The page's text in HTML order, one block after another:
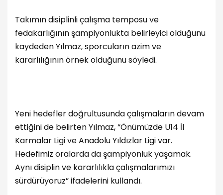
Takımın disiplinli çalışma temposu ve
fedakarlığının şampiyonlukta belirleyici olduğunu
kaydeden Yılmaz, sporcuların azim ve
kararlılığının örnek olduğunu söyledi.
Yeni hedefler doğrultusunda çalışmaların devam
ettiğini de belirten Yılmaz, “Önümüzde U14 İl
Karmalar Ligi ve Anadolu Yıldızlar Ligi var.
Hedefimiz oralarda da şampiyonluk yaşamak.
Aynı disiplin ve kararlılıkla çalışmalarımızı
sürdürüyoruz” ifadelerini kullandı.